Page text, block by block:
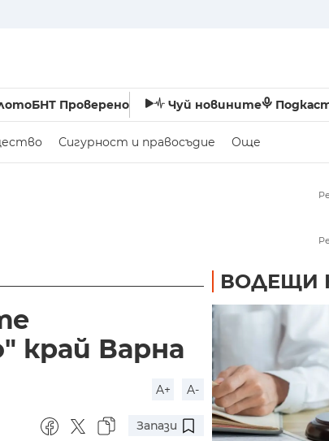
БНТ Проверено Чуй новините
Сигурност и правосъдие Още
край Варна
A+ A-
Запази
ВОДЕЩИ